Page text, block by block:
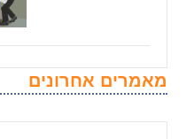
מאמרים אחרונים